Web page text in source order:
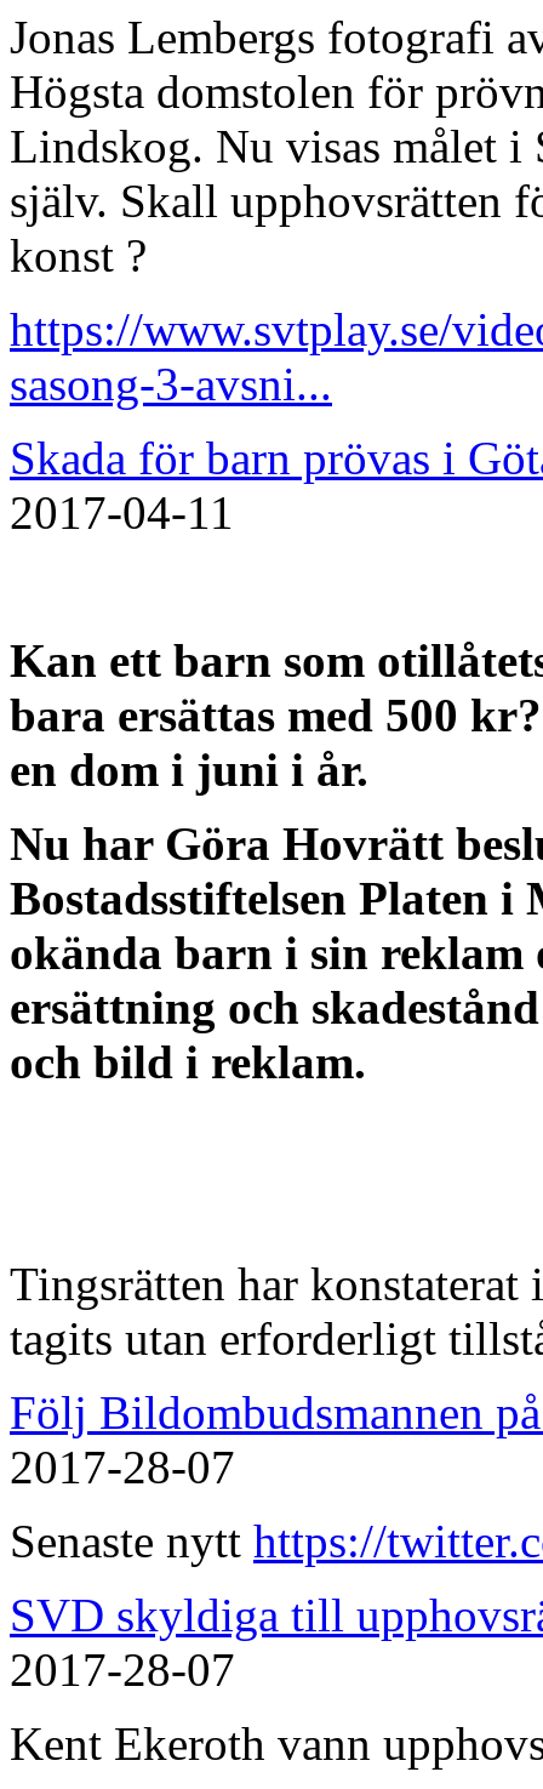
Jonas Lembergs fotografi
Högsta domstolen för
Lindskog. Nu visas målet i
själv. Skall upphovsrätten
konst ?
https://www.svtplay.se/
sasong-3-avsni...
Skada för barn prövas i
2017-04-11
Kan ett barn som
bara ersättas med 500
en dom i juni i år.
Nu har Göra Hovrätt
Bostadsstiftelsen Platen
okända barn i sin reklam
ersättning och
och bild i reklam.
Tingsrätten har
tagits utan erforderligt
Följ Bildombudsmannen
2017-28-07
Senaste nytt https://
SVD skyldiga till
2017-28-07
Kent Ekeroth vann